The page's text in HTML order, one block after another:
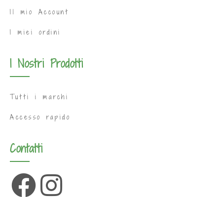
Il mio Account
I miei ordini
I Nostri Prodotti
Tutti i marchi
Accesso rapido
Contatti